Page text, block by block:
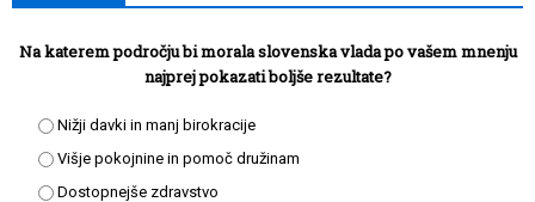
Na katerem področju bi morala slovenska vlada po vašem mnenju
najprej pokazati boljše rezultate?
Nižji davki in manj birokracije
Višje pokojnine in pomoč družinam
Dostopnejše zdravstvo